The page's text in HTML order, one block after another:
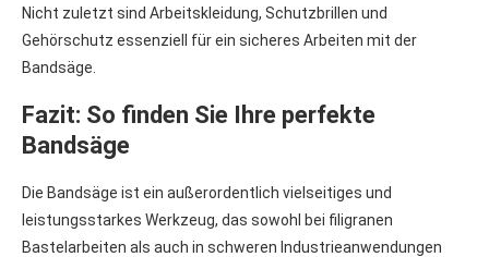
Nicht zuletzt sind Arbeitskleidung, Schutzbrillen und
Gehörschutz essenziell für ein sicheres Arbeiten mit der
Bandsäge.
Fazit: So finden Sie Ihre perfekte
Bandsäge
Die Bandsäge ist ein außerordentlich vielseitiges und
leistungsstarkes Werkzeug, das sowohl bei filigranen
Bastelarbeiten als auch in schweren Industrieanwendungen